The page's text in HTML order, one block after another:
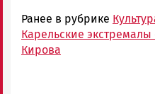
Ранее в рубрике
Карельские
Кирова